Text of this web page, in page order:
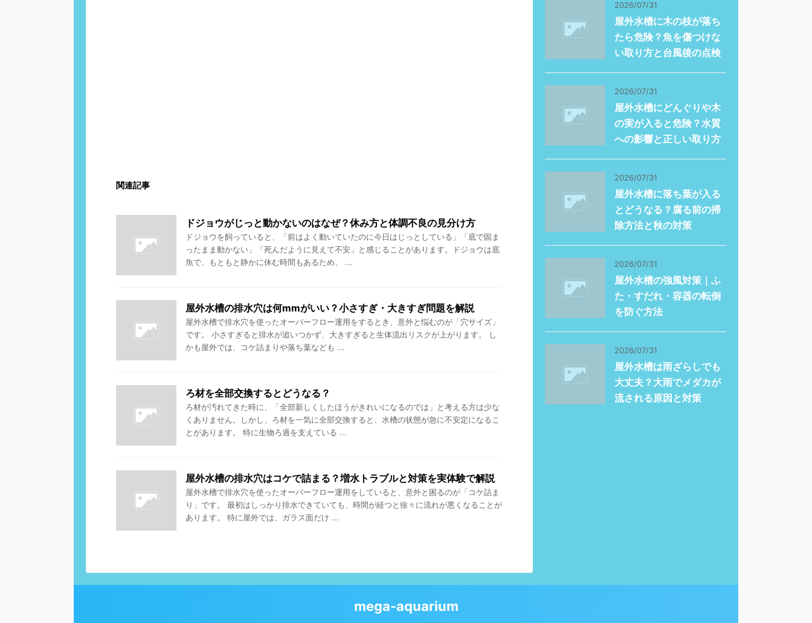
関連記事
ドジョウがじっと動かないのはなぜ？休み方と体調不良の見分け方
ドジョウを飼っていると、「前はよく動いていたのに今日はじっとしている」「底で固ま
ったまま動かない」「死んだように見えて不安」と感じることがあります。ドジョウは底
魚で、もともと静かに休む時間もあるため、 ...
屋外水槽の排水穴は何mmがいい？小さすぎ・大きすぎ問題を解説
屋外水槽で排水穴を使ったオーバーフロー運用をするとき、意外と悩むのが「穴サイズ」
です。 小さすぎると排水が追いつかず、大きすぎると生体流出リスクが上がります。 し
かも屋外では、コケ詰まりや落ち葉なども ...
ろ材を全部交換するとどうなる？
ろ材が汚れてきた時に、「全部新しくしたほうがきれいになるのでは」と考える方は少な
くありません。しかし、ろ材を一気に全部交換すると、水槽の状態が急に不安定になるこ
とがあります。 特に生物ろ過を支えている ...
屋外水槽の排水穴はコケで詰まる？増水トラブルと対策を実体験で解説
屋外水槽で排水穴を使ったオーバーフロー運用をしていると、意外と困るのが「コケ詰ま
り」です。 最初はしっかり排水できていても、時間が経つと徐々に流れが悪くなることが
あります。 特に屋外では、ガラス面だけ ...
2026/07/31
屋外水槽に木の枝が落ち
たら危険？魚を傷つけな
い取り方と台風後の点検
2026/07/31
屋外水槽にどんぐりや木
の実が入ると危険？水質
への影響と正しい取り方
2026/07/31
屋外水槽に落ち葉が入る
とどうなる？腐る前の掃
除方法と秋の対策
2026/07/31
屋外水槽の強風対策｜ふ
た・すだれ・容器の転倒
を防ぐ方法
2026/07/31
屋外水槽は雨ざらしでも
大丈夫？大雨でメダカが
流される原因と対策
mega-aquarium